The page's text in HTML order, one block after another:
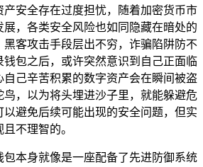
产安全存在过度担忧，随着加密货币市
，各类安全风险也如同隐藏在暗处的
黑客攻击手段层出不穷，诈骗陷阱防不
钱包之后，或许突然意识到自己正面临
己辛苦积累的数字资产会在瞬间被盗
，以为将头埋进沙子里，就能躲避危
以避免后续可能出现的安全问题，但实
不理智的。
包本身就像是一座配备了先进防御系统